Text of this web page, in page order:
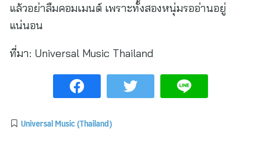
แล้วอย่าลืมคอมเมนต์ เพราะทั้งสองหนุ่มรออ่านอยู่
แน่นอน
ที่มา: Universal Music Thailand
Universal Music (Thailand)